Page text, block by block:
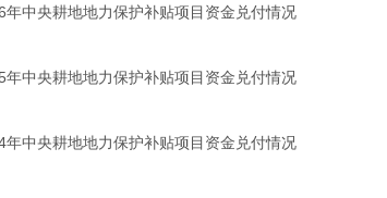
年中央耕地地力保护补贴项目资金兑付情况
年中央耕地地力保护补贴项目资金兑付情况
年中央耕地地力保护补贴项目资金兑付情况